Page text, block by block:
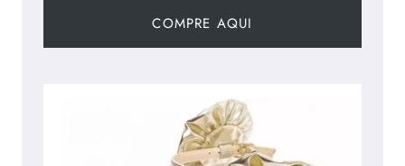
COMPRE AQUI